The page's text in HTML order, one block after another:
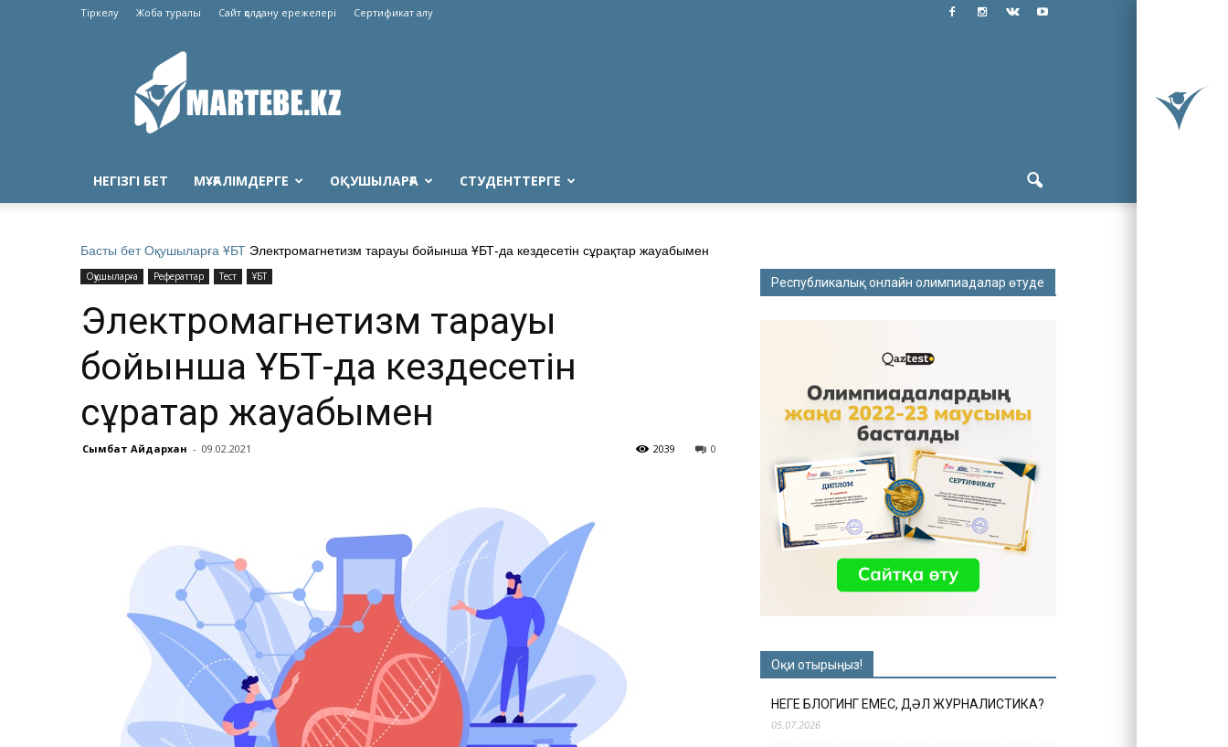
Тіркелу Жоба туралы Сайт қолдану ережелері Сертификат алу
Martebe.kz
білім
сайты
НЕГІЗГІ БЕТ МҰҒАЛІМДЕРГЕ ОҚУШЫЛАРҒА СТУДЕНТТЕРГЕ
Басты бет Оқушыларға ҰБТ Электромагнетизм тарауы бойынша ҰБТ-да кездесетін сұрақтар жауабымен
Оқушыларға Рефераттар Тест ҰБТ
Электромагнетизм тарауы
бойынша ҰБТ-да кездесетін
сұрақтар жауабымен
Сымбат Айдархан - 09.02.2021 0
2039
Республикалық онлайн олимпиадалар өтуде
Оқи отырыңыз!
НЕГЕ БЛОГИНГ ЕМЕС, ДӘЛ ЖУРНАЛИСТИКА?
05.07.2026